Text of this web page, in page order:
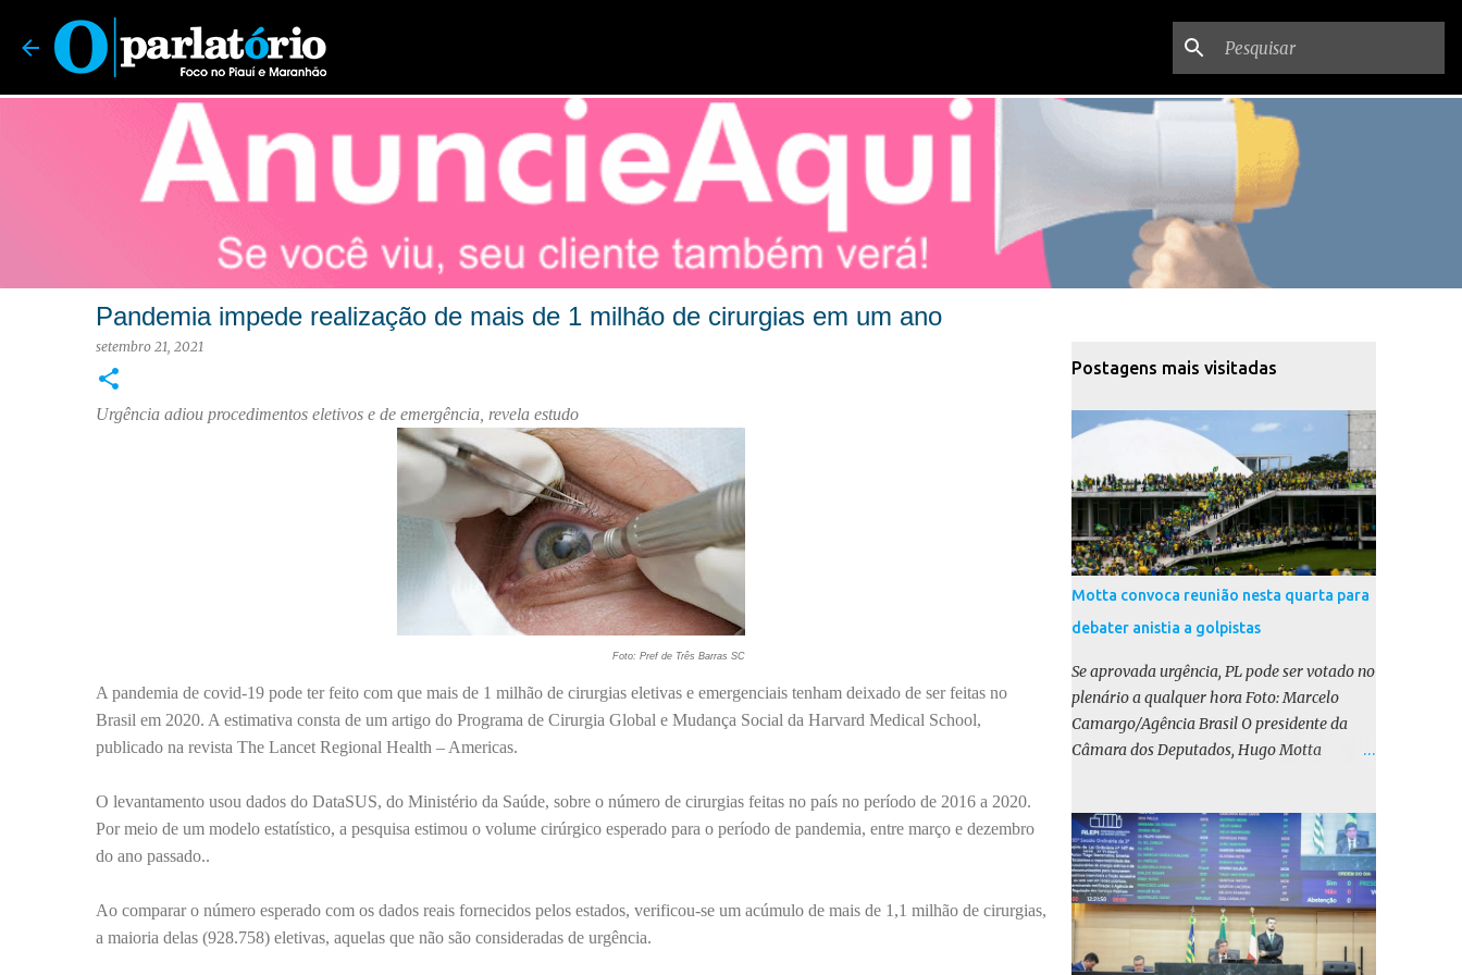
O Parlatório | Foco no Piauí e Maranhão
Pandemia impede realização de mais de 1 milhão de cirurgias em um ano
setembro 21, 2021
Urgência adiou procedimentos eletivos e de emergência, revela estudo
Foto: Pref de Três Barras SC
A pandemia de covid-19 pode ter feito com que mais de 1 milhão de cirurgias eletivas e emergenciais tenham deixado de ser feitas no
Brasil em 2020. A estimativa consta de um artigo do Programa de Cirurgia Global e Mudança Social da Harvard Medical School,
publicado na revista The Lancet Regional Health – Americas.
O levantamento usou dados do DataSUS, do Ministério da Saúde, sobre o número de cirurgias feitas no país no período de 2016 a 2020.
Por meio de um modelo estatístico, a pesquisa estimou o volume cirúrgico esperado para o período de pandemia, entre março e dezembro
do ano passado..
Ao comparar o número esperado com os dados reais fornecidos pelos estados, verificou-se um acúmulo de mais de 1,1 milhão de cirurgias,
a maioria delas (928.758) eletivas, aquelas que não são consideradas de urgência.
Postagens mais visitadas
Motta convoca reunião nesta quarta para
debater anistia a golpistas
Se aprovada urgência, PL pode ser votado no
plenário a qualquer hora Foto: Marcelo
Camargo/Agência Brasil O presidente da
Câmara dos Deputados, Hugo Motta
líderes para discutir a votação da urgência
para o projeto de lei (PL) que prevê a anistia
aos condenados por tentativa de golpe de
Estado. Motta disse, em uma rede social, que
a reunião vai “deliberar sobre a urgência dos
projetos que tratam do acontecido em 8 de